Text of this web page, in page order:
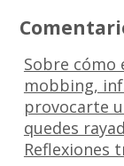
Sobre cómo
mobbing,
provocarte
quedes
Reflexiones